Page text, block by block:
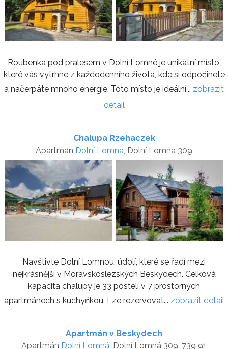
Roubenka pod pralesem v Dolní Lomné je unikátní místo,
které vás vytrhne z každodenního života, kde si odpočinete
a načerpáte mnoho energie. Toto místo je ideální... zobrazit
detail
Chalupa Rzehaczek
Apartmán Dolní Lomná, Dolní Lomná 309
Navštivte Dolní Lomnou, údolí, které se řadí mezi
nejkrásnější v Moravskoslezských Beskydech. Celková
kapacita chalupy je 33 postelí v 7 prostorných
apartmánech s kuchyňkou. Lze rezervovat... zobrazit detail
Apartmán v Beskydech
Apartmán Dolní Lomná, Dolní Lomná 309, 739 91